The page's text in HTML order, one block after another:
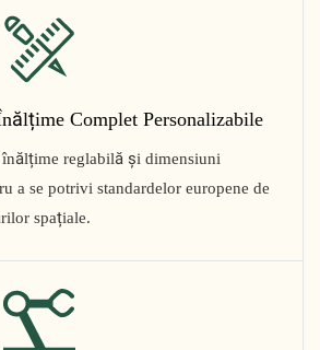
Complet Personalizabile
reglabilă și dimensiuni
a se potrivi standardelor europene de
spațiale.